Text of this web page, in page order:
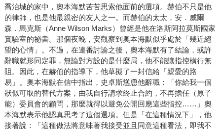
喬治城的家中，奧本海默苦苦思索他面前的選項。赫伯不只是他
的律師，也是他最親密的友人之一。而赫伯的太太，安．威爾
森．馬克斯（Anne Wilson Marks）曾經是他在洛斯阿拉莫斯國家
實驗室的祕書。那個夜晚，安觀察到奧本海默似乎處於「幾近絕
望的心情」。不過，在連番討論之後，奧本海默有了結論，或許
辭職就形同定罪，無論對方設的是什麼局，他不能讓指控橫行無
阻。因此，在赫伯的指導下，他草擬了一封信給「親愛的路
易」。奧本海默在信中指出，史卓斯慫恿他辭職：「你給我一個
狀似可取的替代方案，由我自行請求終止合約，不再擔任（原子
能）委員會的顧問，那麼就得以避免公開回應這些指控……」奧
本海默表示他認真思考了這個選項。但是「在這種情況下」，他
接著說：「這種做法將意味著我接受並且同意這種看法，即我不